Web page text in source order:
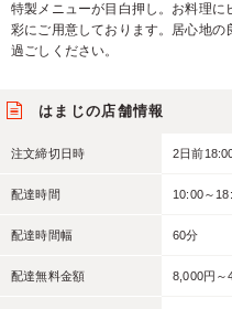
特製メニューが目白押し。お料理
彩にご用意しております。居心地
過ごしください。
はまじの店舗情報
注文締切日時 2日前
配達時間 10:00～
配達時間幅 60分
配達無料金額 8,000円～